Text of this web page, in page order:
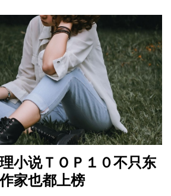
小说ＴＯＰ１０不只东
家也都上榜